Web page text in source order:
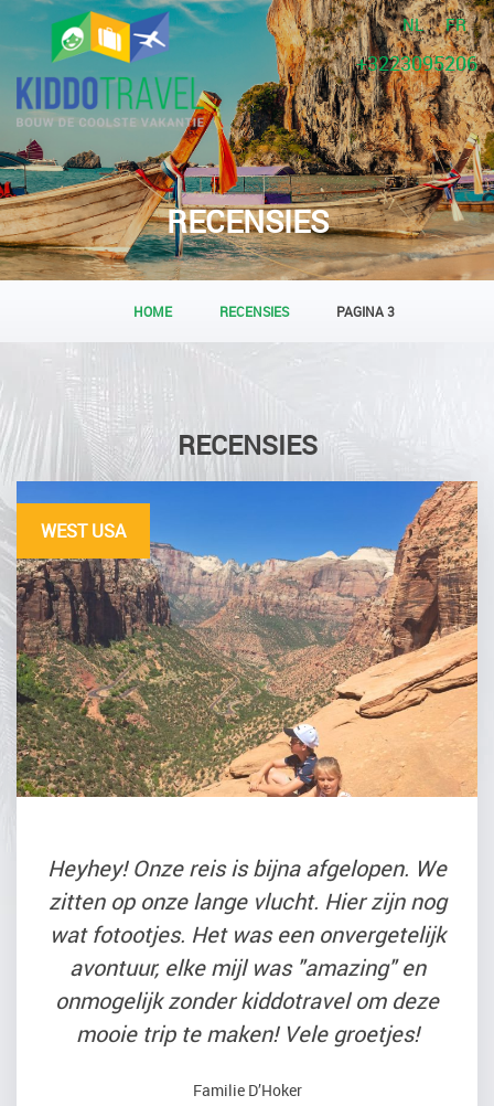
NL FR
+3223095206
RECENSIES
HOME RECENSIES PAGINA 3
RECENSIES
WEST USA
Heyhey! Onze reis is bijna afgelopen. We
zitten op onze lange vlucht. Hier zijn nog
wat fotootjes. Het was een onvergetelijk
avontuur, elke mijl was "amazing" en
onmogelijk zonder kiddotravel om deze
mooie trip te maken! Vele groetjes!
Familie D’Hoker